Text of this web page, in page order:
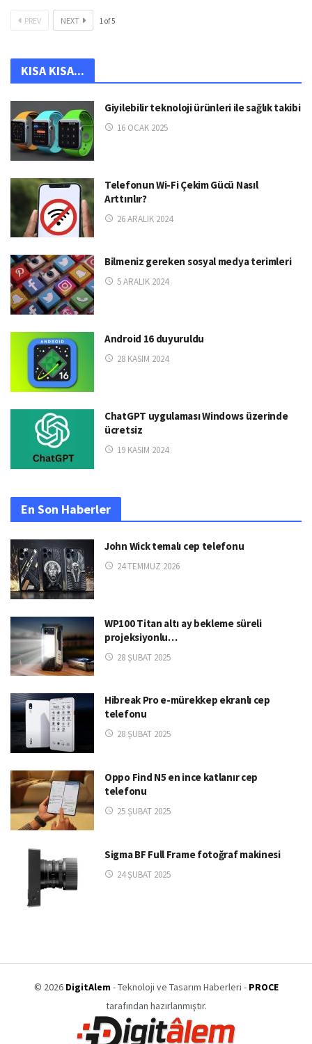
PREV NEXT 1 of5
KISA KISA...
Giyilebilir teknoloji ürünleri ile sağlık takibi
16 OCAK 2025
Telefonun Wi-Fi Çekim Gücü Nasıl
Arttırılır?
26 ARALIK 2024
Bilmeniz gereken sosyal medya terimleri
5 ARALIK 2024
Android 16 duyuruldu
28 KASIM 2024
ChatGPT uygulaması Windows üzerinde
ücretsiz
19 KASIM 2024
En Son Haberler
John Wick temalı cep telefonu
24 TEMMUZ 2026
WP100 Titan altı ay bekleme süreli
projeksiyonlu…
28 ŞUBAT 2025
Hibreak Pro e-mürekkep ekranlı cep
telefonu
28 ŞUBAT 2025
Oppo Find N5 en ince katlanır cep
telefonu
25 ŞUBAT 2025
Sigma BF Full Frame fotoğraf makinesi
24 ŞUBAT 2025
© 2026 DigitAlem- Teknoloji ve Tasarım Haberleri - PROCE
tarafından hazırlanmıştır.